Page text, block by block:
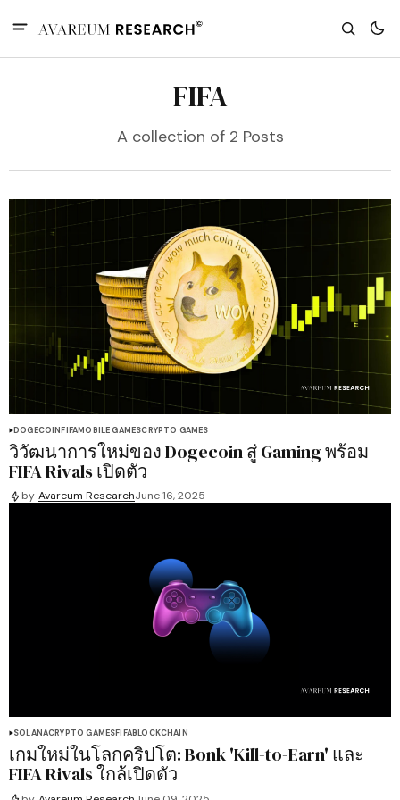
FIFA
A collection of 2 Posts
DOGECOINFIFAMOBILE GAMESCRYPTO GAMES
วิวัฒนาการใหม่ของ Dogecoin สู่ Gaming พร้อม
FIFA Rivals เปิดตัว
by Avareum ResearchJune 16, 2025
SOLANACRYPTO GAMESFIFABLOCKCHAIN
เกมใหม่ในโลกคริปโต: Bonk 'Kill-to-Earn' และ
FIFA Rivals ใกล้เปิดตัว